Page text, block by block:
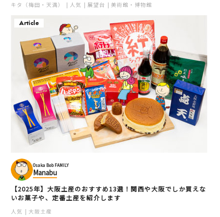
ピエール マルコリーニ
グランフロント大阪店
梅田
カフェ キタ（梅田・天満）
スイーツ
絹谷幸二 天空美術館 天
空カフェ
梅田
アート カフェ
キタ（梅田・天満）
キタ（梅田・天満） 人気 展望台 美術館・博物館
Article
Osaka Bob FAMILY
Manabu
【2025年】大阪土産のおすすめ13選！関西や大阪でしか買えな
いお菓子や、定番土産を紹介します
人気 大阪土産